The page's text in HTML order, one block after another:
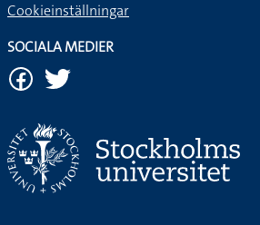
Cookieinställningar
SOCIALA MEDIER